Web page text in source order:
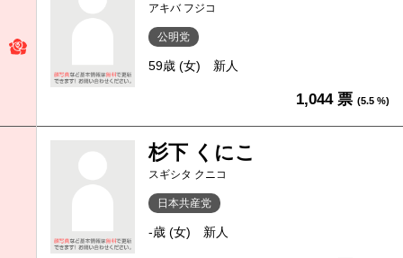
アキバ フジコ
公明党
59歳 (女) 新人
1,044 票 (5.5 %)
杉下 くにこ
スギシタ クニコ
日本共産党
-歳 (女) 新人